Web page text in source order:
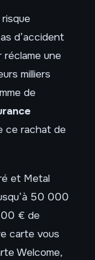
d’accident
réclame une
milliers
de
ce rachat de
et Metal
50 000
€ de
carte vous
Welcome,